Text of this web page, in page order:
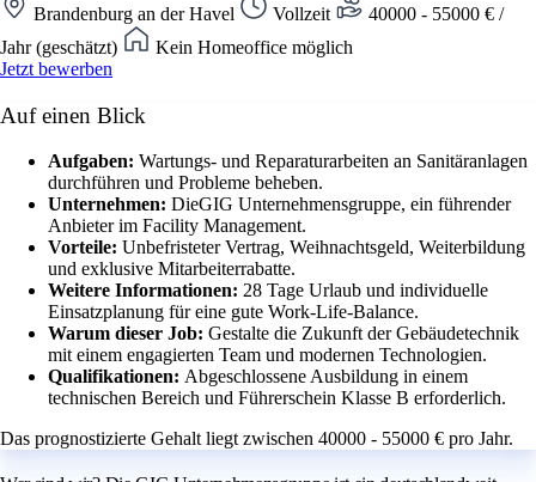
Brandenburg an der Havel Vollzeit
40000 - 55000 € /
Jahr (geschätzt)
Kein Homeoffice möglich
Jetzt bewerben
Auf einen Blick
Aufgaben: Wartungs- und Reparaturarbeiten an Sanitäranlagen
durchführen und Probleme beheben.
Unternehmen: DieGIG Unternehmensgruppe, ein führender
Anbieter im Facility Management.
Vorteile: Unbefristeter Vertrag, Weihnachtsgeld, Weiterbildung
und exklusive Mitarbeiterrabatte.
Weitere Informationen: 28 Tage Urlaub und individuelle
Einsatzplanung für eine gute Work-Life-Balance.
Warum dieser Job: Gestalte die Zukunft der Gebäudetechnik
mit einem engagierten Team und modernen Technologien.
Qualifikationen: Abgeschlossene Ausbildung in einem
technischen Bereich und Führerschein Klasse B erforderlich.
Das prognostizierte Gehalt liegt zwischen 40000 - 55000 € pro Jahr.